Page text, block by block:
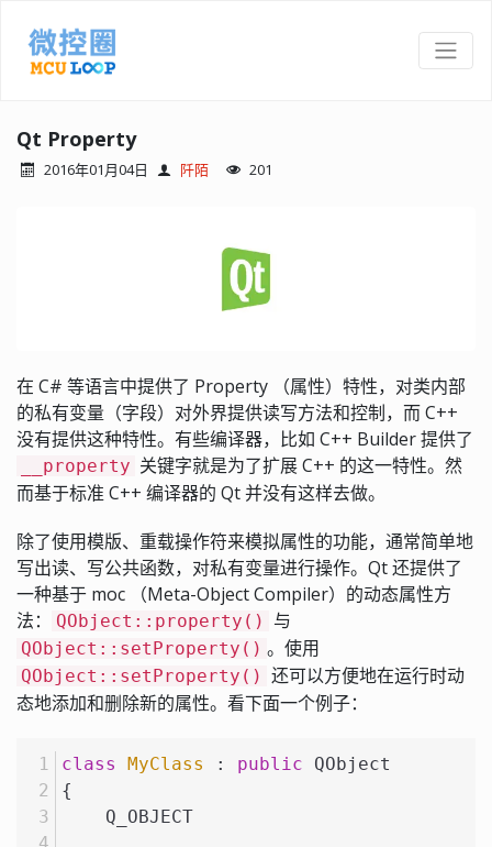
Qt Property
2016年01月04日 阡陌 201
在 C# 等语言中提供了 Property （属性）特性，对类内部
的私有变量（字段）对外界提供读写方法和控制，而 C++
没有提供这种特性。有些编译器，比如 C++ Builder 提供了
__property 关键字就是为了扩展 C++ 的这一特性。然
而基于标准 C++ 编译器的 Qt 并没有这样去做。
除了使用模版、重载操作符来模拟属性的功能，通常简单地
写出读、写公共函数，对私有变量进行操作。Qt 还提供了
一种基于 moc （Meta-Object Compiler）的动态属性方
法：
QObject::property() 与
QObject::setProperty() 。使用
QObject::setProperty() 还可以方便地在运行时动
态地添加和删除新的属性。看下面一个例子：
class MyClass : public QObject
{
    Q_OBJECT